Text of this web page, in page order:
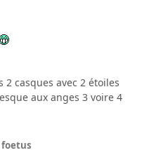
casques avec 2 étoiles
aux anges 3 voire 4
foetus